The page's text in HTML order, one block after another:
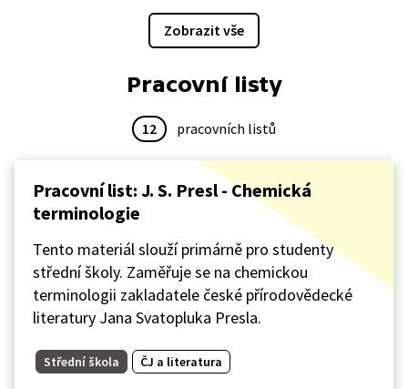
to. Zjistíte, že v současné době probíhají počítačové
experimenty, při nichž se studuje molekulární
Zobrazit vše
Pracovní listy
12 pracovních listů
Pracovní list: J. S. Presl - Chemická
terminologie
Tento materiál slouží primárně pro studenty
střední školy. Zaměřuje se na chemickou
terminologii zakladatele české přírodovědecké
literatury Jana Svatopluka Presla.
Střední škola ČJ a literatura